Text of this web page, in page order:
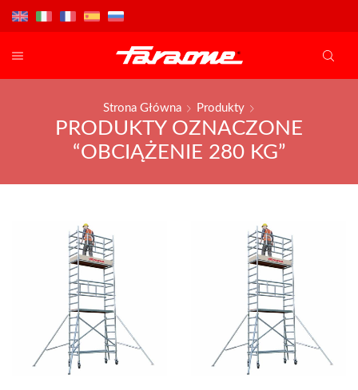
Strona Główna Produkty
PRODUKTY OZNACZONE
“OBCIĄŻENIE 280 KG”